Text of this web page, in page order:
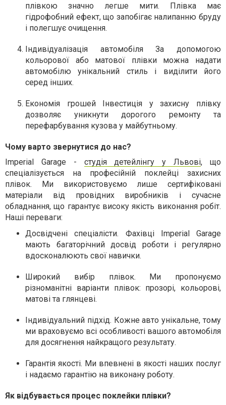
плівкою значно легше мити. Плівка має
гідрофобний ефект, що запобігає налипанню бруду
і полегшує очищення.
Індивідуалізація автомобіляЗа допомогою
кольорової або матової плівки можна надати
автомобілю унікальний стиль і виділити його
серед інших.
Економія грошейІнвестиція у захисну плівку
дозволяє уникнути дорогого ремонту та
перефарбування кузова у майбутньому.
Чому варто звернутися до нас?
Imperial Garage - студія детейлінгу у Львові, що
спеціалізується на професійній поклейці захисних
плівок. Ми використовуємо лише сертифіковані
матеріали від провідних виробників і сучасне
обладнання, що гарантує високу якість виконання робіт.
Наші переваги:
Досвідчені спеціалісти. Фахівці Imperial Garage
мають багаторічний досвід роботи і регулярно
вдосконалюють свої навички.
Широкий вибір плівок. Ми пропонуємо
різноманітні варіанти плівок: прозорі, кольорові,
матові та глянцеві.
Індивідуальний підхід. Кожне авто унікальне, тому
ми враховуємо всі особливості вашого автомобіля
для досягнення найкращого результату.
Гарантія якості. Ми впевнені в якості наших послуг
і надаємо гарантію на виконану роботу.
Як відбувається процес поклейки плівки?